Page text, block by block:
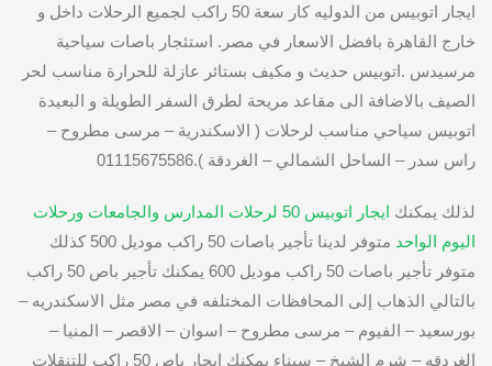
ايجار اتوبيس من الدوليه كار سعة 50 راكب لجميع الرحلات داخل و
خارج القاهرة بافضل الاسعار في مصر. استئجار باصات سياحية
مرسيدس .اتوبيس حديث و مكيف بستائر عازلة للحرارة مناسب لحر
الصيف بالاضافة الى مقاعد مريحة لطرق السفر الطويلة و البعيدة
اتوبيس سياحي مناسب لرحلات ( الاسكندرية – مرسى مطروح –
راس سدر – الساحل الشمالي – الغردقة ).01115675586
لذلك يمكنك
ايجار اتوبيس 50 لرحلات المدارس والجامعات ورحلات
اليوم الواحد
متوفر لدينا تأجير باصات 50 راكب موديل 500 كذلك
متوفر تأجير باصات 50 راكب موديل 600 يمكنك تأجير باص 50 راكب
بالتالي الذهاب إلى المحافظات المختلفه في مصر مثل الاسكندريه –
بورسعيد – الفيوم – مرسى مطروح – اسوان – الاقصر – المنيا –
الغردقه – شرم الشيخ – سيناء يمكنك ايجار باص 50 راكب للتنقلات